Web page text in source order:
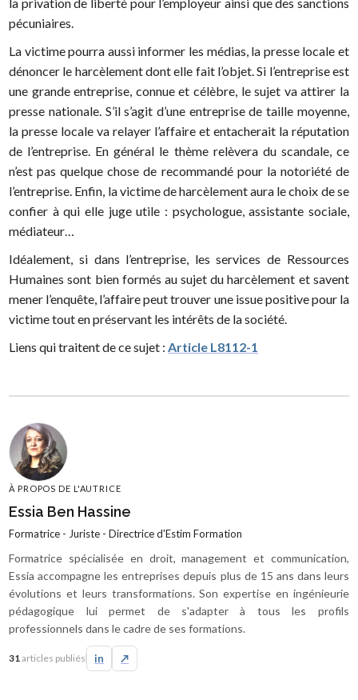
pécuniaires.
La victime pourra aussi informer les médias, la presse locale et
dénoncer le harcèlement dont elle fait l’objet. Si l’entreprise est
une grande entreprise, connue et célèbre, le sujet va attirer la
presse nationale. S’il s’agit d’une entreprise de taille moyenne,
la presse locale va relayer l’affaire et entacherait la réputation
de l’entreprise. En général le thème relèvera du scandale, ce
n’est pas quelque chose de recommandé pour la notoriété de
l’entreprise. Enfin, la victime de harcèlement aura le choix de se
confier à qui elle juge utile : psychologue, assistante sociale,
médiateur…
Idéalement, si dans l’entreprise, les services de Ressources
Humaines sont bien formés au sujet du harcèlement et savent
mener l’enquête, l’affaire peut trouver une issue positive pour la
victime tout en préservant les intérêts de la société.
Liens qui traitent de ce sujet :Article L8112-1
À PROPOS DE L'AUTRICE
Essia Ben Hassine
Formatrice - Juriste - Directrice d'Estim Formation
Formatrice spécialisée en droit, management et communication,
Essia accompagne les entreprises depuis plus de 15 ans dans leurs
évolutions et leurs transformations. Son expertise en ingénieurie
pédagogique lui permet de s'adapter à tous les profils
professionnels dans le cadre de ses formations.
31articles publiés in ↗